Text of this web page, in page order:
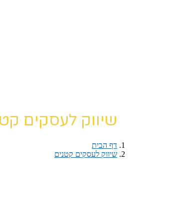
שיווק לעסקים
דף הבית
שיווק לעסקים קטנים